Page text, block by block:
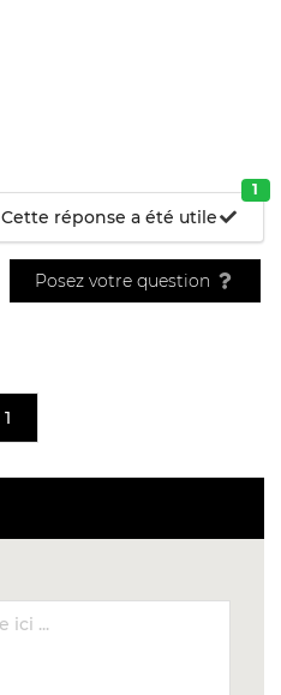
Cette réponse a été utile
1
Posez votre question
1